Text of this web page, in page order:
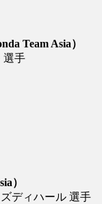
Team Asia）
選手
）
ディハール 選手